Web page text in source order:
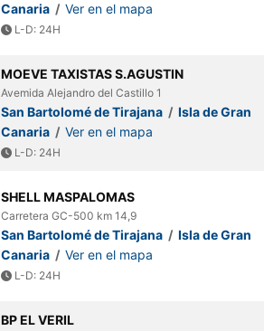
Canaria / Ver en el mapa
L-D: 24H
MOEVE TAXISTAS S.AGUSTIN
Avemida Alejandro del Castillo 1
San Bartolomé de Tirajana / Isla de Gran
Canaria / Ver en el mapa
L-D: 24H
SHELL MASPALOMAS
Carretera GC-500 km 14,9
San Bartolomé de Tirajana / Isla de Gran
Canaria / Ver en el mapa
L-D: 24H
BP EL VERIL